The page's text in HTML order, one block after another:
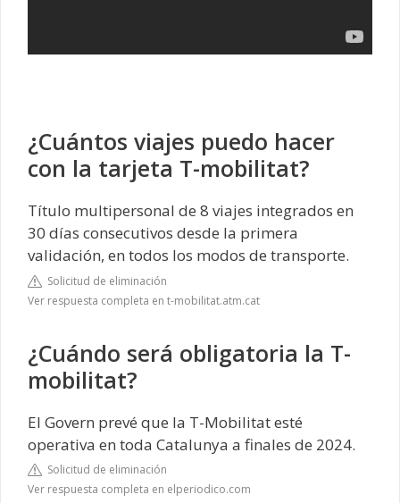
¿Cuántos viajes puedo hacer
con la tarjeta T-mobilitat?
Título multipersonal de 8 viajes integrados en
30 días consecutivos desde la primera
validación, en todos los modos de transporte.
Solicitud de eliminación
Ver respuesta completa en t-mobilitat.atm.cat
¿Cuándo será obligatoria la T-
mobilitat?
El Govern prevé que la T-Mobilitat esté
operativa en toda Catalunya a finales de 2024.
Solicitud de eliminación
Ver respuesta completa en elperiodico.com